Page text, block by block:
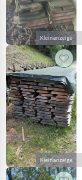
Kleinanzeige
Kleinanzeige